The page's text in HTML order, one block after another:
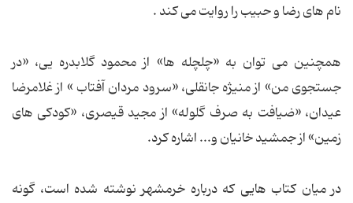
نام های رضا و حبیب را روایت می کند .
همچنین می توان به «چلچله ها» از محمود گلابدره یی، «در
جستجوی من» از منیژه جانقلی، «سرود مردان آفتاب » از غلامرضا
عیدان، «ضیافت به صرف گلوله» از مجید قیصری، «کودکی های
زمین» از جمشید خانیان و... اشاره کرد.
در میان کتاب هایی که درباره خرمشهر نوشته شده است، گونه